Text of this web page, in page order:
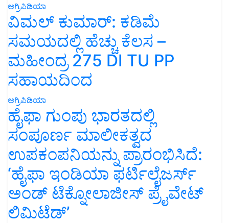
ಅಗ್ರಿಪಿಡಿಯಾ
ವಿಮಲ್ ಕುಮಾರ್: ಕಡಿಮೆ
ಸಮಯದಲ್ಲಿ ಹೆಚ್ಚು ಕೆಲಸ –
ಮಹೀಂದ್ರ 275 DI TU PP
ಸಹಾಯದಿಂದ
ಅಗ್ರಿಪಿಡಿಯಾ
ಹೈಫಾ ಗುಂಪು ಭಾರತದಲ್ಲಿ
ಸಂಪೂರ್ಣ ಮಾಲೀಕತ್ವದ
ಉಪಕಂಪನಿಯನ್ನು ಪ್ರಾರಂಭಿಸಿದೆ:
‘ಹೈಫಾ ಇಂಡಿಯಾ ಫರ್ಟಿಲೈಜರ್ಸ್
ಅಂಡ್ ಟೆಕ್ನೋಲಾಜೀಸ್ ಪ್ರೈವೇಟ್
ಲಿಮಿಟೆಡ್’